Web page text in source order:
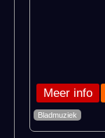
Meer info
Bladmuziek